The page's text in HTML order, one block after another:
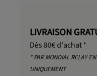
LIVRAISON
Dès 80€ d'achat *
* PAR MONDIAL RELAY
UNIQUEMENT